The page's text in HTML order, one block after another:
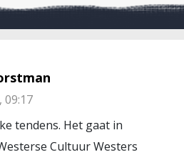
09:17
tendens. Het gaat in
Cultuur Westers